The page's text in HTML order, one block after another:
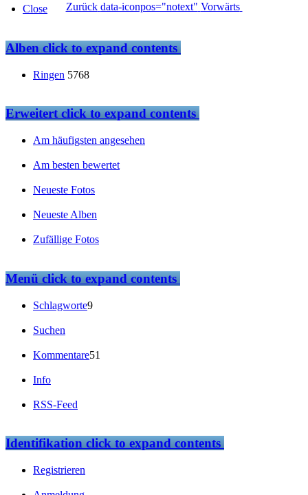
Zurück data-iconpos="notext" Vorwärts
Close
Albenclick to expand contents
Ringen 5768
Erweitertclick to expand contents
Am häufigsten angesehen
Am besten bewertet
Neueste Fotos
Neueste Alben
Zufällige Fotos
Menüclick to expand contents
Schlagworte9
Suchen
Kommentare51
Info
RSS-Feed
Identifikationclick to expand contents
Registrieren